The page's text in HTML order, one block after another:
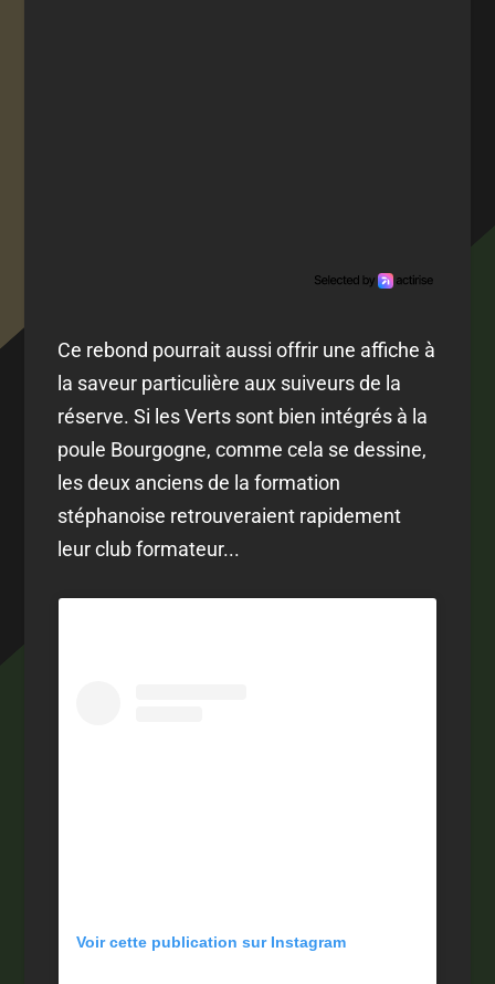
Ce rebond pourrait aussi offrir une affiche à
la saveur particulière aux suiveurs de la
réserve. Si les Verts sont bien intégrés à la
poule Bourgogne, comme cela se dessine,
les deux anciens de la formation
stéphanoise retrouveraient rapidement
leur club formateur...
Voir cette publication sur Instagram